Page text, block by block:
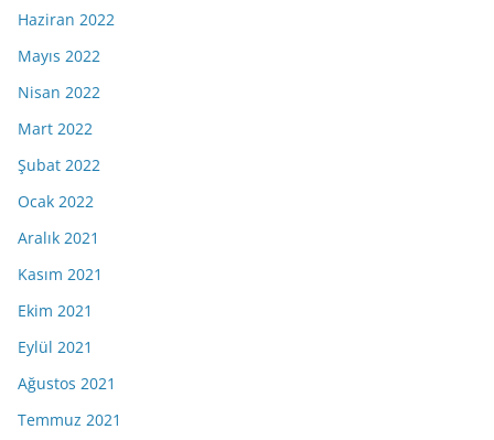
Haziran 2022
Mayıs 2022
Nisan 2022
Mart 2022
Şubat 2022
Ocak 2022
Aralık 2021
Kasım 2021
Ekim 2021
Eylül 2021
Ağustos 2021
Temmuz 2021